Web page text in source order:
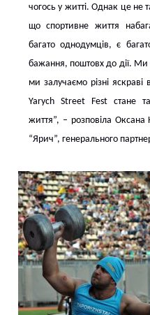
чогось у житті. Однак це не
що спортивне життя
багато однодумців, є
бажання, поштовх до дії. Ми
ми залучаємо різні
Yarych Street Fest стане
життя”, – розповіла Оксана
“Ярич”, генерального